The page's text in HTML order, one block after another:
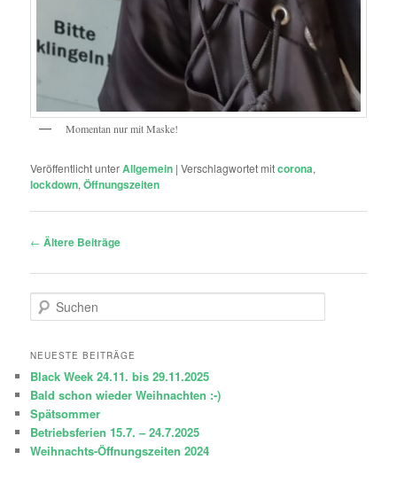
Momentan nur mit Maske!
Veröffentlicht unterAllgemein |Verschlagwortet mitcorona,
lockdown,Öffnungszeiten
Beitragsnavigation
← Ältere Beiträge
u
h
n
NEUESTE BEITRÄGE
Black Week 24.11. bis 29.11.2025
Bald schon wieder Weihnachten :-)
Spätsommer
Betriebsferien 15.7. – 24.7.2025
Weihnachts-Öffnungszeiten 2024